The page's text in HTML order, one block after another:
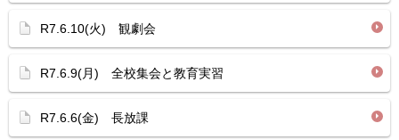
R7.6.10(火) 観劇会
R7.6.9(月) 全校集会と教育実習
R7.6.6(金) 長放課